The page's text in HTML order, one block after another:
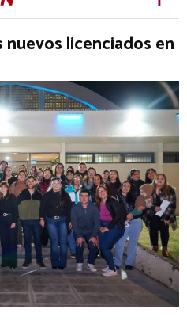
licenciados en